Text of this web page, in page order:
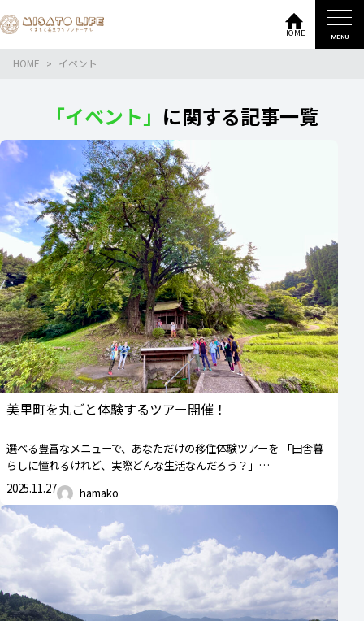
HOME MENU
HOME イベント
「イベント」 に関する記事一覧
美里町を丸ごと体験するツアー開催！
選べる豊富なメニューで、あなただけの移住体験ツアーを 「田舎暮
らしに憧れるけれど、実際どんな生活なんだろう？」…
2025.11.27
hamako